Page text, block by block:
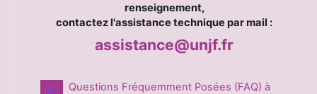
renseignement,
contactez l'assistance technique par mail :
assistance@unjf.fr
Questions Fréquemment Posées (FAQ) à